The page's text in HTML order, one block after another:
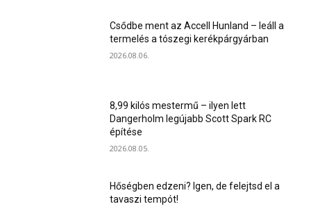
Csődbe ment az Accell Hunland – leáll a
termelés a tószegi kerékpárgyárban
2026.08.06.
8,99 kilós mestermű – ilyen lett
Dangerholm legújabb Scott Spark RC
építése
2026.08.05.
Hőségben edzeni? Igen, de felejtsd el a
tavaszi tempót!